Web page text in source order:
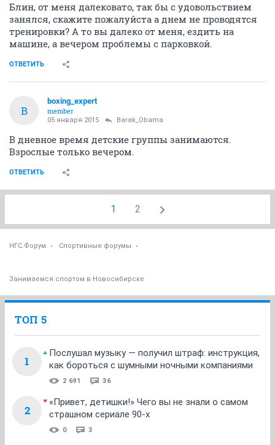
Блин, от меня далековато, так бы с удовольствием
занялся, скажите пожалуйста а днем не проводятся
тренировки? А то вы далеко от меня, ездить на
машине, а вечером проблемы с парковкой.
ОТВЕТИТЬ
B
boxing_expert
member
05 января 2015 Barak_Obama
В дневное время детские группы занимаются.
Взрослые только вечером.
ОТВЕТИТЬ
1 2
НГС.Форум Спортивные форумы
Занимаемся спортом в Новосибирске
ТОП 5
1
Послушал музыку — получил штраф: инструкция,
как бороться с шумными ночными компаниями
2 691 36
2
«Привет, детишки!» Чего вы не знали о самом
страшном сериале 90-х
0 3